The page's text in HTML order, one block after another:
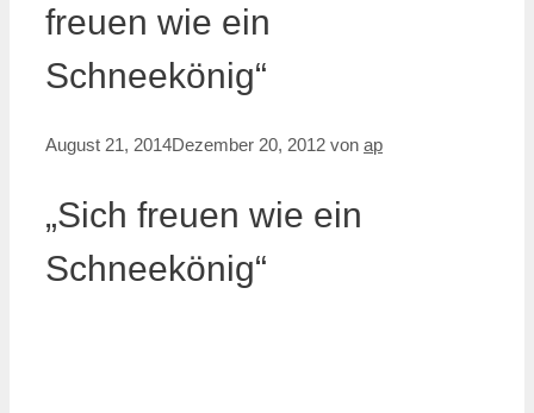
freuen wie ein
Schneekönig“
August 21, 2014Dezember 20, 2012 von ap
„Sich freuen wie ein
Schneekönig“